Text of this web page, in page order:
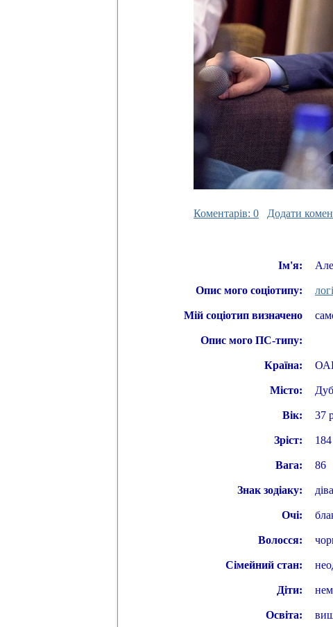
Коментарів: 0
Додати
Ім'я:
Опис мого соціотипу:
Мій соціотип визначено
Опис мого ПС-типу:
Країна:
Місто:
Вік: 37
Зріст: 184
Вага: 86
Знак зодіаку: діва
Очі:
Волосся:
Сімейний стан:
Діти:
Освіта: